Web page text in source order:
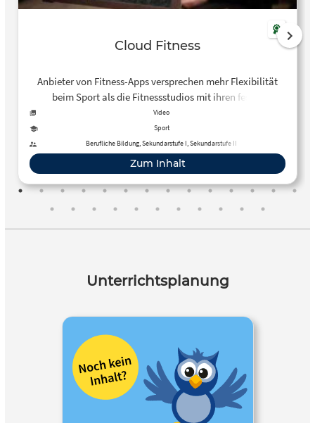
Cloud Fitness
Anbieter von Fitness-Apps versprechen mehr Flexibilität
beim Sport als die Fitnessstudios mit ihren festen
Terminen. Cloudbasierte Software hilft, Trainingsrunden
zu planen und bietet Sportsfreunden die Möglichkeit, sich
gegenseitig in den sozialen Medien anzufeuern.
Video
Sport
Berufliche Bildung, Sekundarstufe I, Sekundarstufe II
Zum Inhalt
Unterrichtsplanung